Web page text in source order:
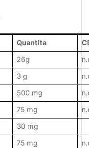
Quantita
26g
3 g
500 mg
75 mg
30 mg
75 mg